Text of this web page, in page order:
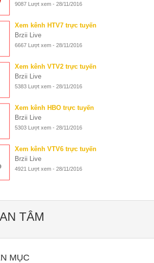
9087 Lượt xem - 28/11/2016
Xem kênh HTV7 trực tuyến
Brzii Live
6667 Lượt xem - 28/11/2016
Xem kênh VTV2 trực tuyến
Brzii Live
5383 Lượt xem - 28/11/2016
Xem kênh HBO trực tuyến
Brzii Live
5303 Lượt xem - 28/11/2016
Xem kênh VTV6 trực tuyến
Brzii Live
4921 Lượt xem - 28/11/2016
TÂM
MỤC